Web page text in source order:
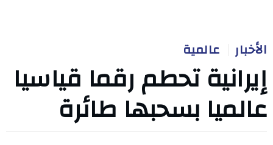
الأخبار عالمية
إيرانية تحطم رقما قياسيا
عالميا بسحبها طائرة